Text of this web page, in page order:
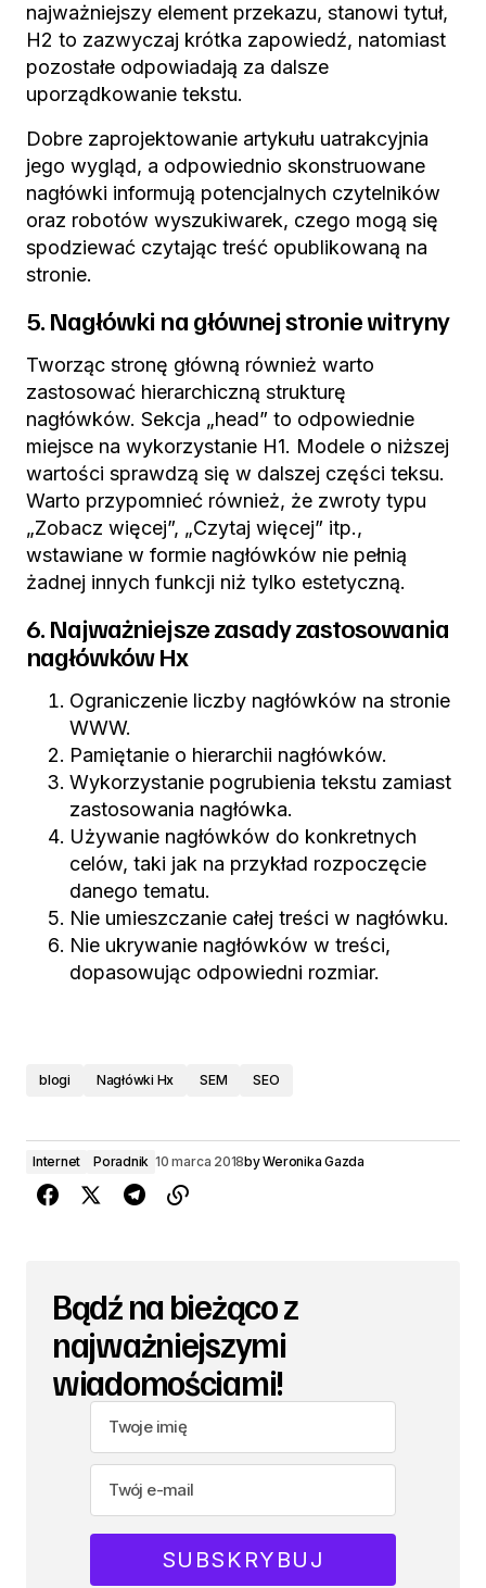
najważniejszy element przekazu, stanowi tytuł,
H2 to zazwyczaj krótka zapowiedź, natomiast
pozostałe odpowiadają za dalsze
uporządkowanie tekstu.
Dobre zaprojektowanie artykułu uatrakcyjnia
jego wygląd, a odpowiednio skonstruowane
nagłówki informują potencjalnych czytelników
oraz robotów wyszukiwarek, czego mogą się
spodziewać czytając treść opublikowaną na
stronie.
5. Nagłówki na głównej stronie witryny
Tworząc stronę główną również warto
zastosować hierarchiczną strukturę
nagłówków. Sekcja „head” to odpowiednie
miejsce na wykorzystanie H1. Modele o niższej
wartości sprawdzą się w dalszej części teksu.
Warto przypomnieć również, że zwroty typu
„Zobacz więcej”, „Czytaj więcej” itp.,
wstawiane w formie nagłówków nie pełnią
żadnej innych funkcji niż tylko estetyczną.
6. Najważniejsze zasady zastosowania
nagłówków Hx
Ograniczenie liczby nagłówków na stronie
WWW.
Pamiętanie o hierarchii nagłówków.
Wykorzystanie pogrubienia tekstu zamiast
zastosowania nagłówka.
Używanie nagłówków do konkretnych
celów, taki jak na przykład rozpoczęcie
danego tematu.
Nie umieszczanie całej treści w nagłówku.
Nie ukrywanie nagłówków w treści,
dopasowując odpowiedni rozmiar.
blogi Nagłówki Hx SEM SEO
Internet Poradnik 10 marca 2018byWeronika Gazda
Bądź na bieżąco z
najważniejszymi
wiadomościami!